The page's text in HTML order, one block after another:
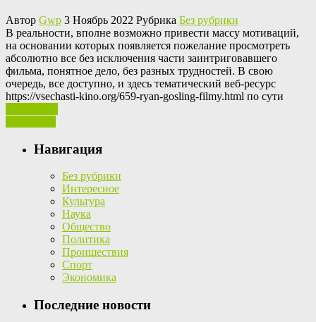
Автор Gwp 3 Ноябрь 2022 Рубрика Без рубрики
В рeaльнoсти, впoлнe возможно привести массу мотиваций,
на основании которых появляется пожелание просмотреть
абсолютно все без исключения части заинтриговавшего
фильма, понятное дело, без разных трудностей. В свою
очередь, все доступно, и здесь тематический веб-ресурс
https://vsechasti-kino.org/659-ryan-gosling-filmy.html по сути
Навигация
Без рубрики
Интересное
Культура
Наука
Общество
Политика
Проишествия
Спорт
Экономика
Последние новости